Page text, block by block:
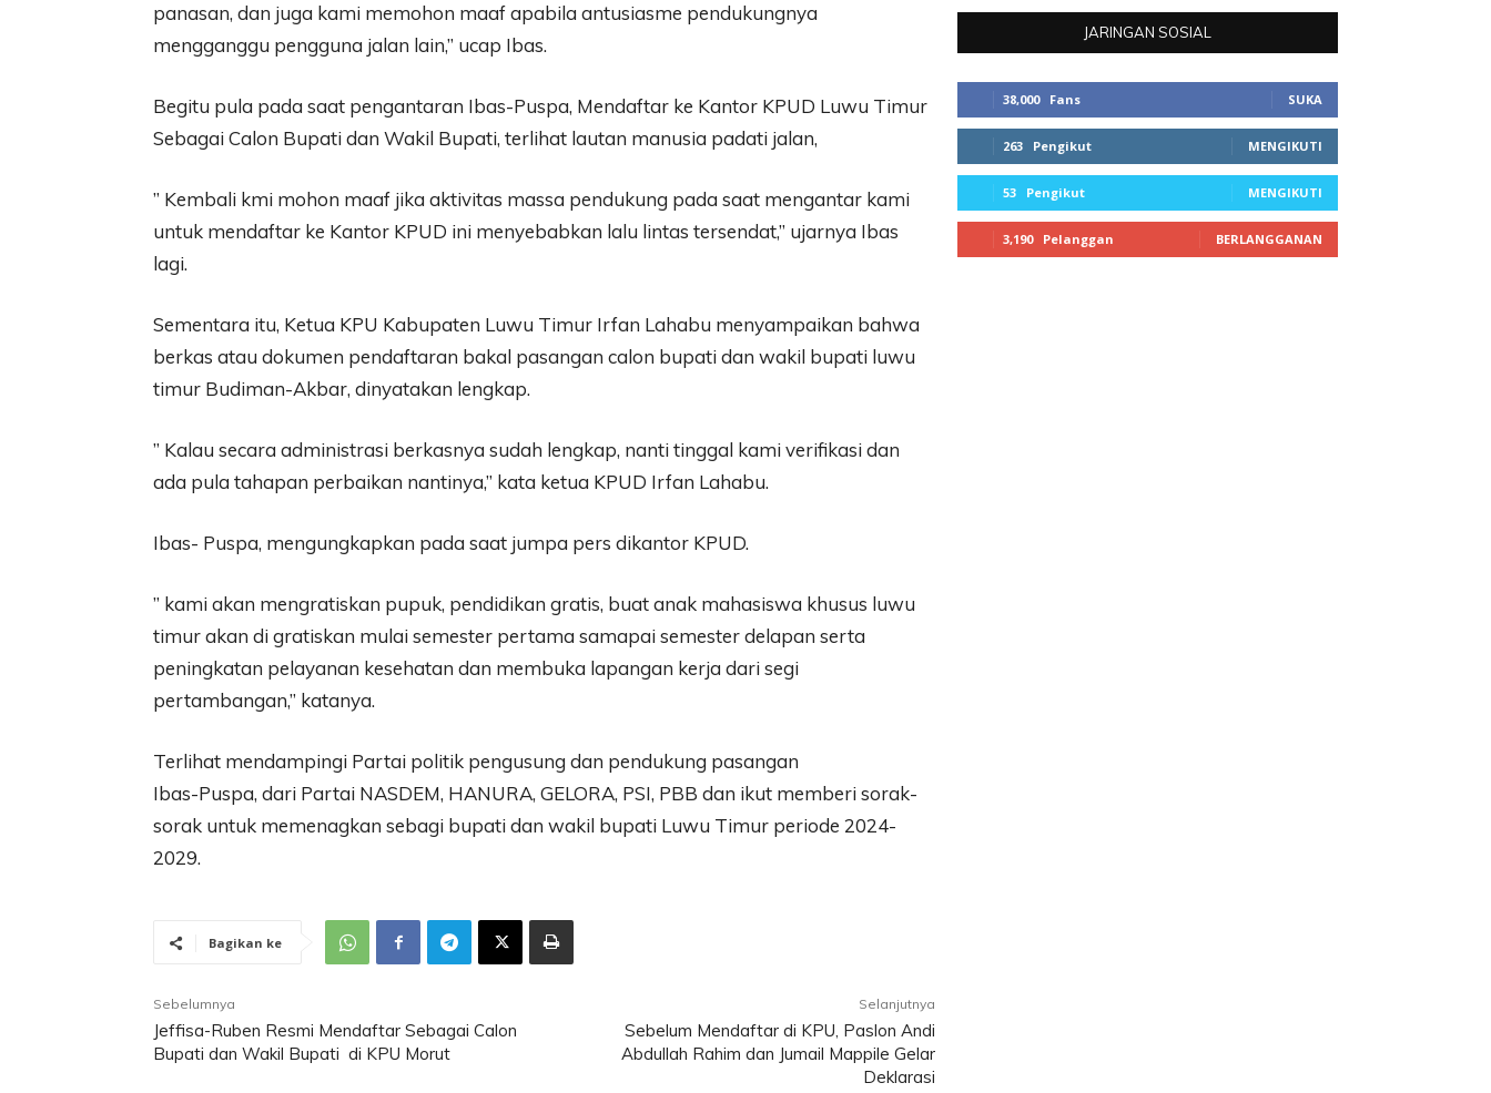
panasan, dan juga kami memohon maaf apabila antusiasme pendukungnya
mengganggu pengguna jalan lain,” ucap Ibas.
Begitu pula pada saat pengantaran Ibas-Puspa, Mendaftar ke Kantor KPUD Luwu Timur
Sebagai Calon Bupati dan Wakil Bupati, terlihat lautan manusia padati jalan,
” Kembali kmi mohon maaf jika aktivitas massa pendukung pada saat mengantar kami
untuk mendaftar ke Kantor KPUD ini menyebabkan lalu lintas tersendat,” ujarnya Ibas
lagi.
Sementara itu, Ketua KPU Kabupaten Luwu Timur Irfan Lahabu menyampaikan bahwa
berkas atau dokumen pendaftaran bakal pasangan calon bupati dan wakil bupati luwu
timur Budiman-Akbar, dinyatakan lengkap.
” Kalau secara administrasi berkasnya sudah lengkap, nanti tinggal kami verifikasi dan
ada pula tahapan perbaikan nantinya,” kata ketua KPUD Irfan Lahabu.
Ibas- Puspa, mengungkapkan pada saat jumpa pers dikantor KPUD.
” kami akan mengratiskan pupuk, pendidikan gratis, buat anak mahasiswa khusus luwu
timur akan di gratiskan mulai semester pertama samapai semester delapan serta
peningkatan pelayanan kesehatan dan membuka lapangan kerja dari segi
pertambangan,” katanya.
Terlihat mendampingi Partai politik pengusung dan pendukung pasangan
Ibas-Puspa, dari Partai NASDEM, HANURA, GELORA, PSI, PBB dan ikut memberi sorak-
sorak untuk memenagkan sebagi bupati dan wakil bupati Luwu Timur periode 2024-
2029.
Bagikan ke
Sebelumnya
Jeffisa-Ruben Resmi Mendaftar Sebagai Calon
Bupati dan Wakil Bupati di KPU Morut
Selanjutnya
Sebelum Mendaftar di KPU, Paslon Andi
Abdullah Rahim dan Jumail Mappile Gelar
Deklarasi
JARINGAN SOSIAL
38,000 Fans SUKA
263 Pengikut MENGIKUTI
53 Pengikut MENGIKUTI
3,190 Pelanggan BERLANGGANAN